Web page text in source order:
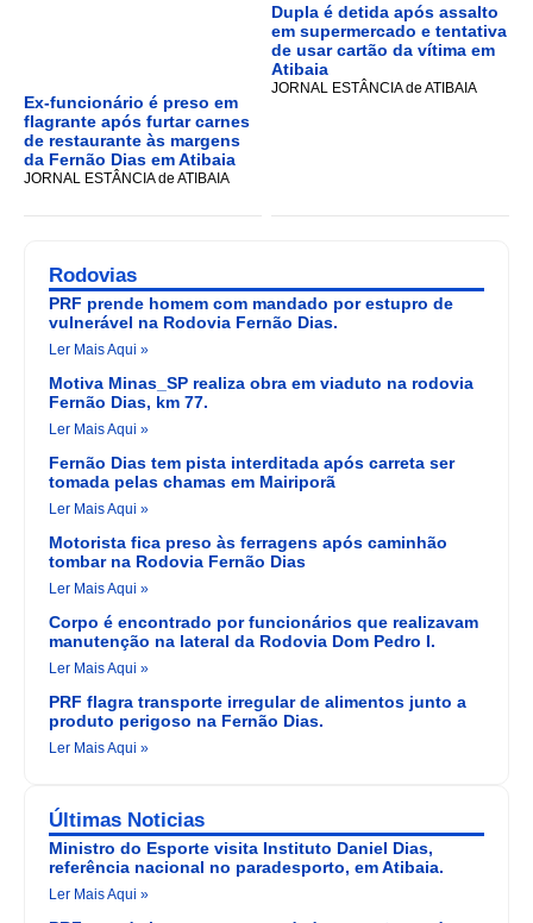
Ex-funcionário é preso em
flagrante após furtar carnes
de restaurante às margens
da Fernão Dias em Atibaia
JORNAL ESTÂNCIA de ATIBAIA
Dupla é detida após assalto
em supermercado e tentativa
de usar cartão da vítima em
Atibaia
JORNAL ESTÂNCIA de ATIBAIA
Rodovias
PRF prende homem com mandado por estupro de
vulnerável na Rodovia Fernão Dias.
Ler Mais Aqui »
Motiva Minas_SP realiza obra em viaduto na rodovia
Fernão Dias, km 77.
Ler Mais Aqui »
Fernão Dias tem pista interditada após carreta ser
tomada pelas chamas em Mairiporã
Ler Mais Aqui »
Motorista fica preso às ferragens após caminhão
tombar na Rodovia Fernão Dias
Ler Mais Aqui »
Corpo é encontrado por funcionários que realizavam
manutenção na lateral da Rodovia Dom Pedro I.
Ler Mais Aqui »
PRF flagra transporte irregular de alimentos junto a
produto perigoso na Fernão Dias.
Ler Mais Aqui »
Últimas Noticias
Ministro do Esporte visita Instituto Daniel Dias,
referência nacional no paradesporto, em Atibaia.
Ler Mais Aqui »